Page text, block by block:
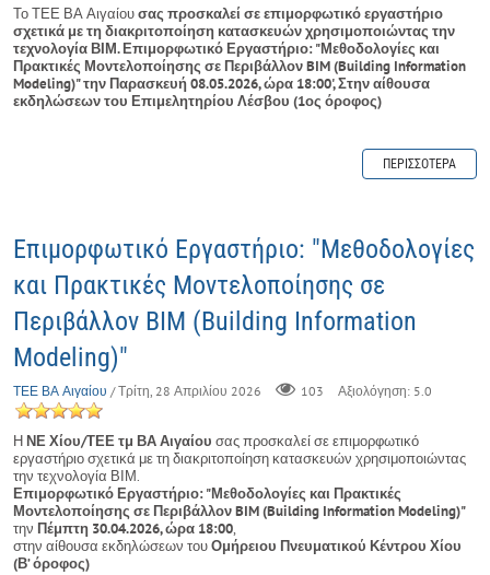
Το ΤΕΕ ΒΑ Αιγαίουσας προσκαλεί σε επιμορφωτικό εργαστήριο
σχετικά με τη διακριτοποίηση κατασκευών χρησιμοποιώντας την
τεχνολογία ΒΙΜ. Επιμορφωτικό Εργαστήριο: "Μεθοδολογίες και
Πρακτικές Μοντελοποίησης σε Περιβάλλον BIM (Building Information
Modeling)" την Παρασκευή 08.05.2026, ώρα 18:00', Στην αίθουσα
εκδηλώσεων του Επιμελητηρίου Λέσβου (1ος όροφος)
ΠΕΡΙΣΣΌΤΕΡΑ
Επιμορφωτικό Εργαστήριο: "Μεθοδολογίες
και Πρακτικές Μοντελοποίησης σε
Περιβάλλον BIM (Building Information
Modeling)"
ΤΕΕ ΒΑ Αιγαίου / Τρίτη, 28 Απριλίου 2026 103 Αξιολόγηση: 5.0
Η ΝΕ Χίου/ΤΕΕ τμ ΒΑ Αιγαίου σας προσκαλεί σε επιμορφωτικό
εργαστήριο σχετικά με τη διακριτοποίηση κατασκευών χρησιμοποιώντας
την τεχνολογία ΒΙΜ.
Επιμορφωτικό Εργαστήριο: "Μεθοδολογίες και Πρακτικές
Μοντελοποίησης σε Περιβάλλον BIM (Building Information Modeling)"
την Πέμπτη 30.04.2026, ώρα 18:00,
στην αίθουσα εκδηλώσεων τουΟμήρειου Πνευματικού Κέντρου Χίου
(Β’ όροφος)